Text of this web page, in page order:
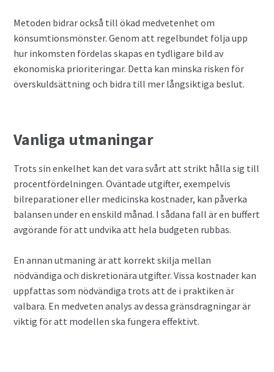
Metoden bidrar också till ökad medvetenhet om
konsumtionsmönster. Genom att regelbundet följa upp
hur inkomsten fördelas skapas en tydligare bild av
ekonomiska prioriteringar. Detta kan minska risken för
överskuldsättning och bidra till mer långsiktiga beslut.
Vanliga utmaningar
Trots sin enkelhet kan det vara svårt att strikt hålla sig till
procentfördelningen. Oväntade utgifter, exempelvis
bilreparationer eller medicinska kostnader, kan påverka
balansen under en enskild månad. I sådana fall är en buffert
avgörande för att undvika att hela budgeten rubbas.
En annan utmaning är att korrekt skilja mellan
nödvändiga och diskretionära utgifter. Vissa kostnader kan
uppfattas som nödvändiga trots att de i praktiken är
valbara. En medveten analys av dessa gränsdragningar är
viktig för att modellen ska fungera effektivt.